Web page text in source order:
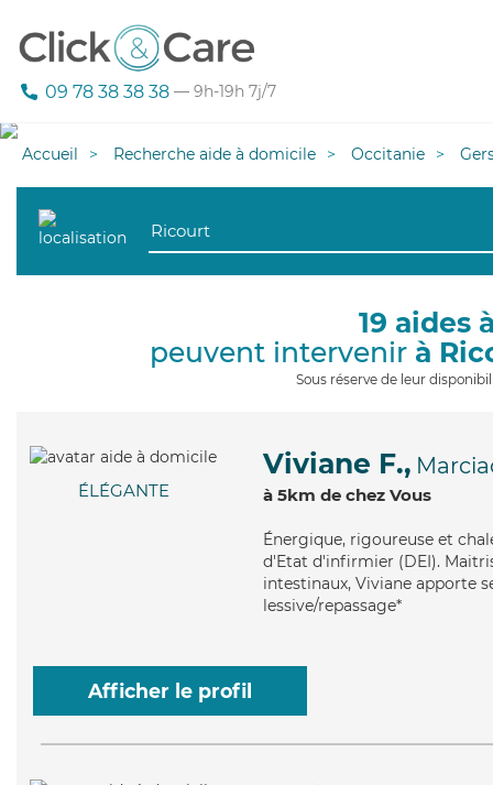
09 78 38 38 38 — 9h-19h 7j/7
Accueil Recherche aide à domicile Occitanie
19 aides
peuvent intervenir à
Sous réserve de leur
ÉLÉGANTE
Viviane F.,
à 5km de chez Vous
Énergique, rigoureuse et
d'Etat d'infirmier (DEI).
intestinaux, Viviane apporte
lessive/repassage*
Afficher le profil